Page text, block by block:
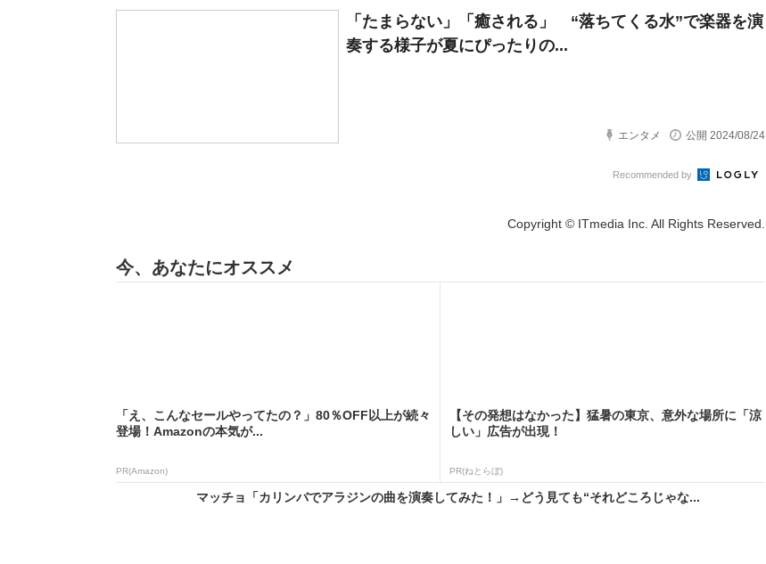
「たまらない」「癒される」 “落ちてくる水”で楽器を演
奏する様子が夏にぴったりの...
エンタメ 公開 2024/08/24
Recommended by
Copyright © ITmedia Inc. All Rights Reserved.
今、あなたにオススメ
「え、こんなセールやってたの？」80％OFF以上が続々
登場！Amazonの本気が...
PR(Amazon)
【その発想はなかった】猛暑の東京、意外な場所に「涼
しい」広告が出現！
PR(ねとらぼ)
マッチョ「カリンバでアラジンの曲を演奏してみた！」→どう見ても“それどころじゃな...